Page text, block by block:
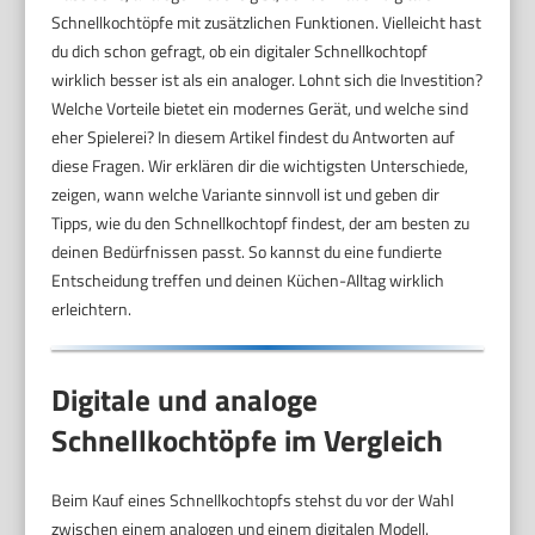
Schnellkochtöpfe mit zusätzlichen Funktionen. Vielleicht hast
du dich schon gefragt, ob ein digitaler Schnellkochtopf
wirklich besser ist als ein analoger. Lohnt sich die Investition?
Welche Vorteile bietet ein modernes Gerät, und welche sind
eher Spielerei? In diesem Artikel findest du Antworten auf
diese Fragen. Wir erklären dir die wichtigsten Unterschiede,
zeigen, wann welche Variante sinnvoll ist und geben dir
Tipps, wie du den Schnellkochtopf findest, der am besten zu
deinen Bedürfnissen passt. So kannst du eine fundierte
Entscheidung treffen und deinen Küchen-Alltag wirklich
erleichtern.
Digitale und analoge
Schnellkochtöpfe im Vergleich
Beim Kauf eines Schnellkochtopfs stehst du vor der Wahl
zwischen einem analogen und einem digitalen Modell.